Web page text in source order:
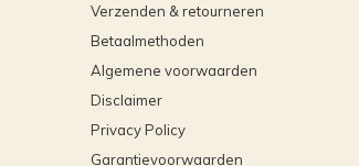
Verzenden & retourneren
Betaalmethoden
Algemene voorwaarden
Disclaimer
Privacy Policy
Garantievoorwaarden